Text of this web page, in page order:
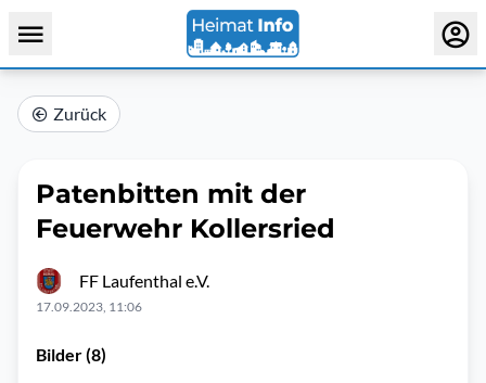
Zurück
Patenbitten mit der
Feuerwehr Kollersried
FF Laufenthal e.V.
17.09.2023, 11:06
Bilder (8)